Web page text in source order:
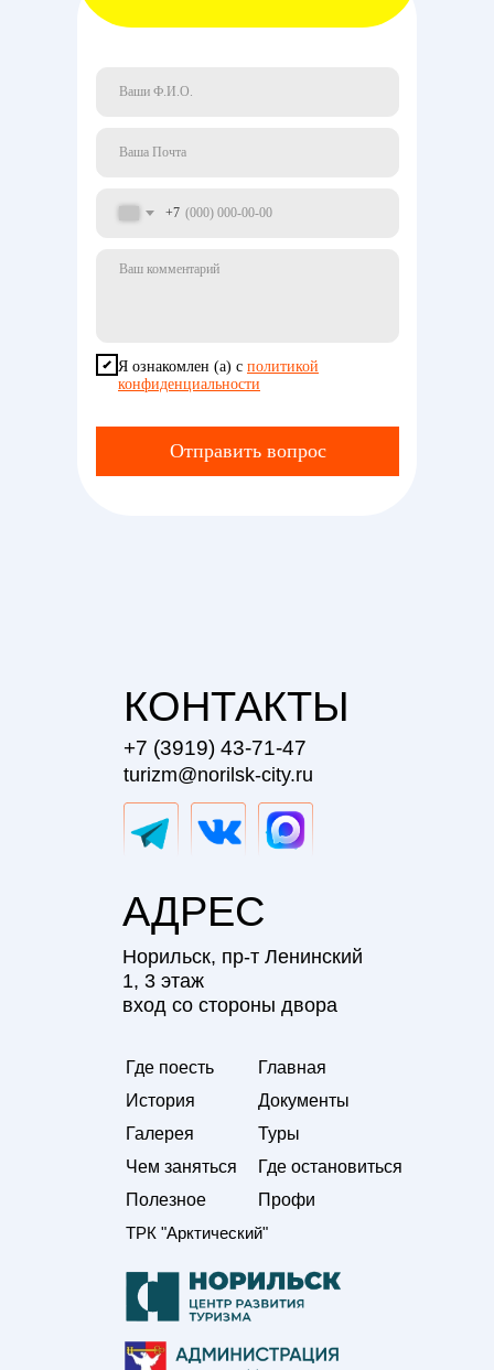
+7
Я ознакомлен (а) с политикой
конфиденциальности
Отправить вопрос
Где остановиться
Туры
Профи
Чем заняться
Документы
Полезное
Главная
Галерея
История
ТРК "Арктический"
Где поесть
АДРЕС
Норильск, пр-т Ленинский
1, 3 этаж
вход со стороны двора
turizm@norilsk-city.ru
+7 (3919) 43-71-47
КОНТАКТЫ